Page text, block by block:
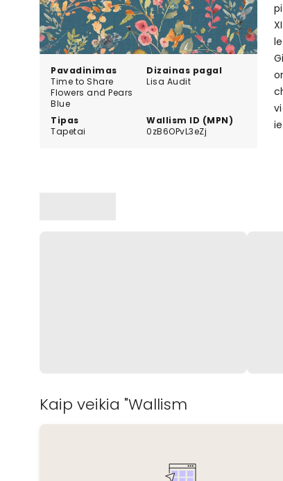
Pavadinimas
Time to Share
Flowers and Pears
Blue
Dizainas pagal
Lisa Audit
Tipas
Tapetai
Wallism ID (MPN)
0zB6OPvL3eZj
Kaip veikia "Wallism